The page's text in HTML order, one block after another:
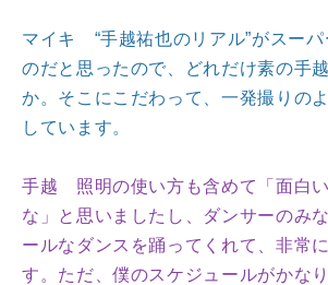
マイキ “手越祐也のリアル”がスーパ
のだと思ったので、どれだけ素の手
か。そこにこだわって、一発撮りの
しています。
手越 照明の使い方も含めて「面白
な」と思いましたし、ダンサーのみ
ールなダンスを踊ってくれて、非常
す。ただ、僕のスケジュールがかな